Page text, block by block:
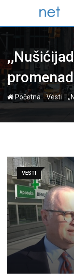
content
Početna-Vesti -
VESTI